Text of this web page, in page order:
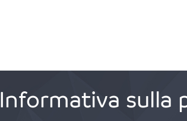
Informativa sulla